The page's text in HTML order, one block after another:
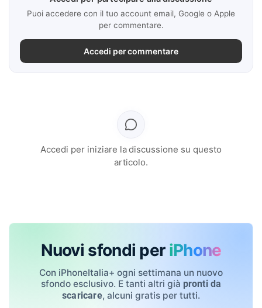
Puoi accedere con il tuo account email, Google o Apple
per commentare.
Accedi per commentare
Accedi per iniziare la discussione su questo
articolo.
Nuovi sfondi per iPhone
Con iPhoneItalia+ ogni settimana un nuovo
sfondo esclusivo. E tanti altri già pronti da
scaricare, alcuni gratis per tutti.